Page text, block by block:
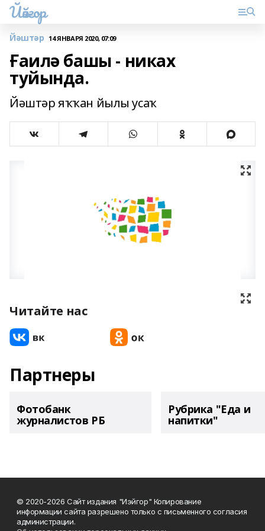
Йәйғор
Йәштәр 14 ЯНВАРЯ 2020, 07:09
Ғаилә башы - никах
туйында.
Йәштәр яҡҡан йылы усаҡ
Читайте нас
Партнеры
Фотобанк
журналистов РБ
Рубрика "Еда и
напитки"
© 2020-2026 Сайт издания "Иэйгор" Копирование
информации сайта разрешено только с письменного согласия
администрации.